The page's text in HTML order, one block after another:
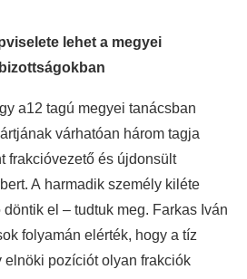
lehet a megyei
a12 tagú megyei tanácsban
várhatóan három tagja
frakcióvezető és újdonsült
A harmadik személy kiléte
el – tudtuk meg. Farkas Iván
folyamán elérték, hogy a tíz
elnöki pozíciót olyan frakciók